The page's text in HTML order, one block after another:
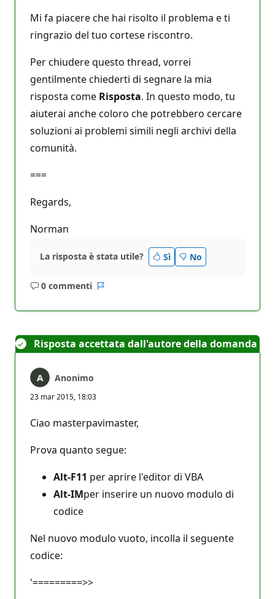
Mi fa piacere che hai risolto il problema e ti
ringrazio del tuo cortese riscontro.
Per chiudere questo thread, vorrei
gentilmente chiederti di segnare la mia
risposta come Risposta. In questo modo, tu
aiuterai anche coloro che potrebbero cercare
soluzioni ai problemi simili negli archivi della
comunità.
===
Regards,
Norman
La risposta è stata utile? Sì No
0 commenti
Nessun
Risposta accettata dall'autore della domanda
Anonimo
23 mar 2015, 18:03
Ciao masterpavimaster,
Prova quanto segue:
Alt-F11 per aprire l'editor di VBA
Alt-IMper inserire un nuovo modulo di
codice
Nel nuovo modulo vuoto, incolla il seguente
codice:
'=========>>